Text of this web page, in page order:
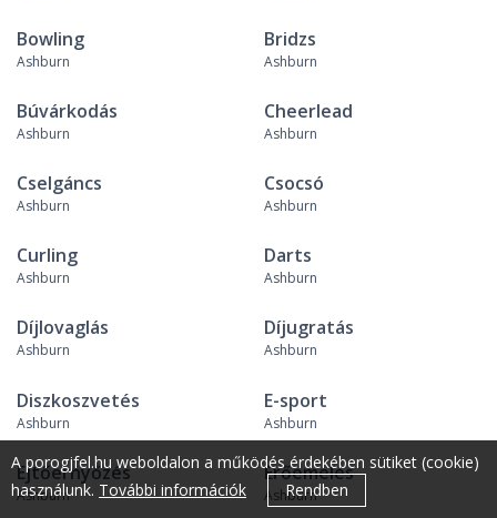
Bowling
Ashburn
Bridzs
Ashburn
Búvárkodás
Ashburn
Cheerlead
Ashburn
Cselgáncs
Ashburn
Csocsó
Ashburn
Curling
Ashburn
Darts
Ashburn
Díjlovaglás
Ashburn
Díjugratás
Ashburn
Diszkoszvetés
Ashburn
E-sport
Ashburn
Ejtőernyőzés
Ashburn
Erőemelés
Ashburn
A porogjfel.hu weboldalon a működés érdekében sütiket (cookie)
használunk. További információk Rendben